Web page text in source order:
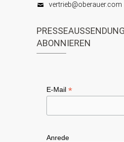
vertrieb@oberauer.com
ABONNIEREN
E-Mail *
Anrede